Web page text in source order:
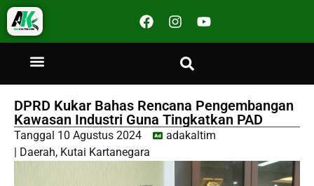
DPRD Kukar Bahas Rencana Pengembangan
Kawasan Industri Guna Tingkatkan PAD
Tanggal 10 Agustus 2024
adakaltim
Daerah, Kutai Kartanegara